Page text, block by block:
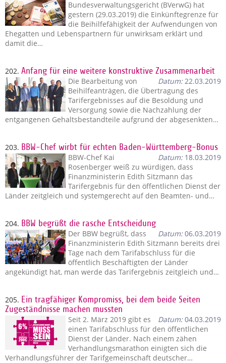
Bundesverwaltungsgericht (BVerwG) hat
gestern (29.03.2019) die Einkünftegrenze für
die Beihilfefähigkeit der Aufwendungen von
Ehegatten und Lebenspartnern für unwirksam erklärt und
damit die…
202. Anfang für eine weitere konstruktive Zusammenarbeit
Datum:22.03.2019
Die Bearbeitung von
Beihilfeanträgen, die Übertragung des
Tarifergebnisses auf die Besoldung und
Versorgung sowie die Nachzahlung der
entgangenen Gehaltsbestandteile aufgrund der abgesenkten…
203. BBW-Chef wirbt für echten Baden-Württemberg-Bonus
Datum:18.03.2019
BBW-Chef Kai
Rosenberger weiß zu würdigen, dass
Finanzministerin Edith Sitzmann das
Tarifergebnis für den öffentlichen Dienst der
Länder zeitgleich und systemgerecht auf den Beamten- und…
204. BBW begrüßt die rasche Entscheidung
Datum:06.03.2019
Der BBW begrüßt, dass
Finanzministerin Edith Sitzmann bereits drei
Tage nach dem Tarifabschluss für die
öffentlich Beschäftigten der Länder
angekündigt hat, man werde das Tarifergebnis zeitgleich und…
205. Ein tragfähiger Kompromiss, bei dem beide Seiten
Zugeständnisse machen mussten
Datum:04.03.2019
Seit 2. März 2019 gibt es
einen Tarifabschluss für den öffentlichen
Dienst der Länder. Nach einem zähen
Verhandlungsmarathon einigten sich die
Verhandlungsführer der Tarifgemeinschaft deutscher…